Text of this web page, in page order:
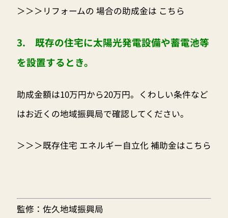
＞＞＞リフォームの 場合の助成金は こちら
3. 既存の住宅に太陽光発電設備や蓄電池等
を設置するとき。
助成金額は10万円から20万円。くわしい条件など
はお近くの地域振興局で確認してください。
＞＞＞既存住宅 エネルギー自立化 補助金はこちら
監修：佐久地域振興局